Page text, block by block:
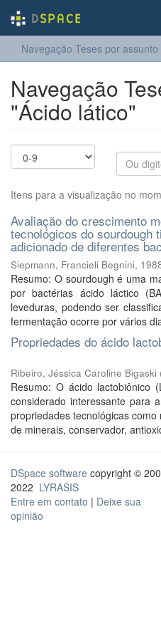
Navegação Teses por assunto
Navegação
"Ácido lático"
Itens para a visualização no
Avaliação do crescimento
tecnológicos do sourdough
adicionado de diferentes
Siepmann, Francieli Begnini,
Resumo: O sourdough é uma
por bactérias ácido láctico
leveduras, podendo ser
fermentação ocorre por vários
Propriedades do ácido
Ribeiro, Jéssica Caroline Bigaski
Resumo: O ácido lactobiônico
considerado interessante para
propriedades tecnológicas
de minerais, conservador,
DSpace software copyright ©
2022 LYRASIS
Entre em contato | Deixe sua
opinião